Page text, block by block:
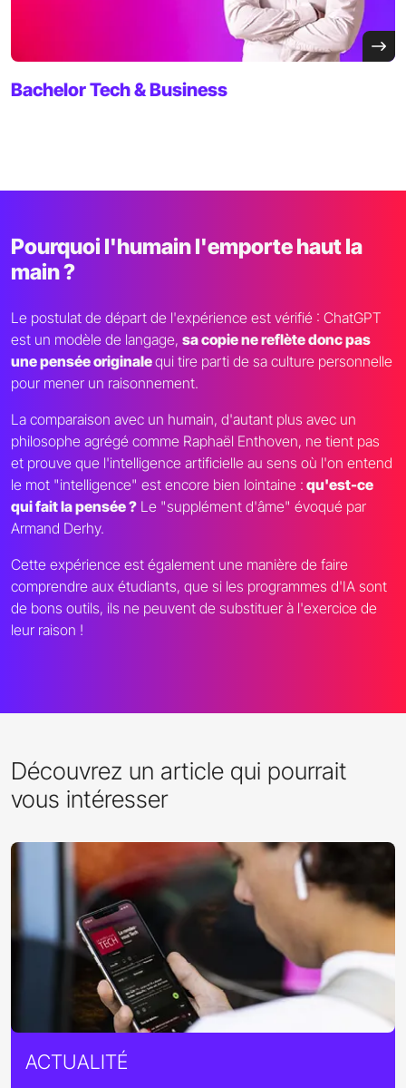
BachelorTech & Business
Pourquoi l'humain l'emporte haut la
main ?
Le postulat de départ de l'expérience est vérifié : ChatGPT
est un modèle de langage, sa copie ne reflète donc pas
une pensée originalequi tire parti de sa culture personnelle
pour mener un raisonnement.
La comparaison avec un humain, d'autant plus avec un
philosophe agrégé comme Raphaël Enthoven, ne tient pas
et prouve que l'intelligence artificielle au sens où l'on entend
le mot "intelligence" est encore bien lointaine : qu'est-ce
qui fait la pensée ? Le "supplément d'âme" évoqué par
Armand Derhy.
Cette expérience est également une manière de faire
comprendre aux étudiants, que si les programmes d'IA sont
de bons outils, ils ne peuvent de substituer à l'exercice de
leur raison !
Découvrez un article qui pourrait
vous intéresser
ACTUALITÉ